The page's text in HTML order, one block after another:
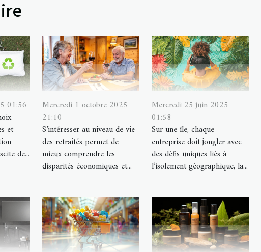
01:56
et
de...
Mercredi 1 octobre 2025
21:10
S’intéresser au niveau de vie
des retraités permet de
mieux comprendre les
disparités économiques et...
Mercredi 25 juin 2025
01:58
Sur une île, chaque
entreprise doit jongler avec
des défis uniques liés à
l’isolement géographique, la...